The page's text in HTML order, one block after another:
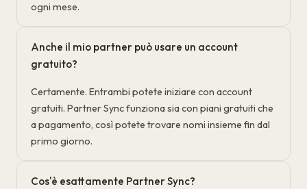
ogni mese.
Anche il mio partner può usare un account
gratuito?
Certamente. Entrambi potete iniziare con account
gratuiti. Partner Sync funziona sia con piani gratuiti che
a pagamento, così potete trovare nomi insieme fin dal
primo giorno.
Cos'è esattamente Partner Sync?